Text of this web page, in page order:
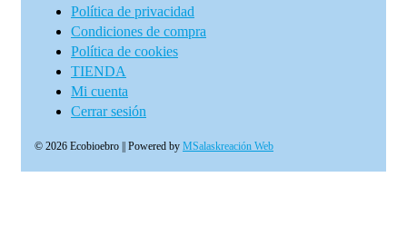
Política de privacidad
Condiciones de compra
Política de cookies
TIENDA
Mi cuenta
Cerrar sesión
© 2026 Ecobioebro || Powered by MSalaskreación Web